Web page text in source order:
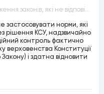
Суди не мають застосовувати положення законів, які не відповідають Конституції, незалежно від того, чи визнавалися вони Конституційним Судом України неконституційними, тобто закони, що суперечать Конституції України не можуть застосовуватися навіть у випадках, коли вони є чинними
застосовувати норми, які
рішення КСУ, надзвичайно
контроль фактично
верховенства Конституції
і здатна відновити